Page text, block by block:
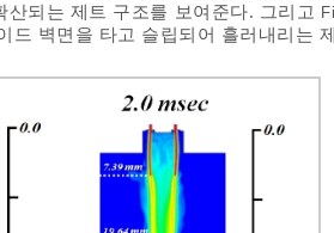
산되는 제트 구조를 보여준다. 그리고
드 벽면을 타고 슬립되어 흘러내리는